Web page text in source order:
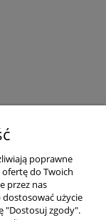
poprawne
do Twoich
przez nas
użycie
"Dostosuj zgody".